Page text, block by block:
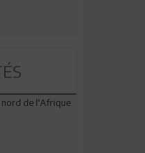
nord de l'Afrique